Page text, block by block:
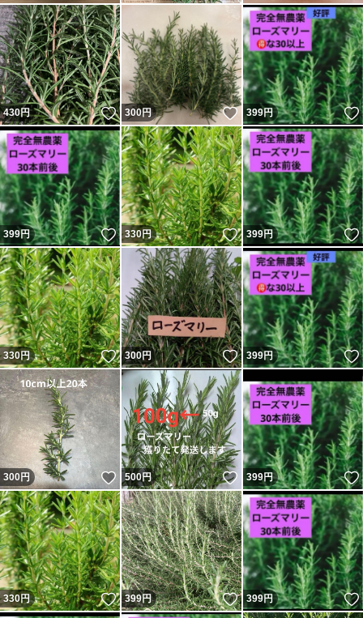
個人差あり
家庭菜園での
ローズマリーです
お裾分け的に
思って下さいませ
ご理解ある方に譲ります
神経質の方はご遠慮ください
☆返品や交換について
色味が違う、イメージと違うなど事前に確認できることで
返品交換はできません
ご不明点は購入前に解消し
ご購入ください
購入後には
対応致しかねます
これから暑くなりますので
6月30日までの
430円 いいね！
300円 いいね！
399円
399円 いいね！
330円 いいね！
399円
330円 いいね！
300円 いいね！
399円
300 円 いいね！
500円 いいね！
399円
330円 いいね！
399円 いいね！
399円